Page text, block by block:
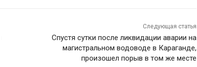
Следующая статья
Спустя сутки после ликвидации аварии на
магистральном водоводе в Караганде,
произошел порыв в том же месте